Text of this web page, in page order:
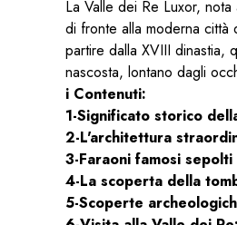
La Valle dei Re Luxor,
di fronte alla moderna
partire dalla XVIII dinastia,
nascosta, lontano dagli
i Contenuti:
1-Significato storico
2-L'architettura
3-Faraoni famosi
4-La scoperta della
5-Scoperte